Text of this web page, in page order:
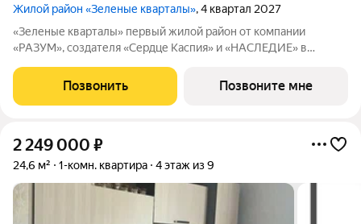
Жилой район «Зеленые кварталы», 4 квартал 2027
«Зеленые кварталы» первый жилой район от компании
«РАЗУМ», создателя «Сердце Каспия» и «НАСЛЕДИЕ» в
объединенных общим бульваром. Жилой район расположен в
центре университетской жизни Астрахани. Рядом
Позвонить Позвоните мне
2 249 000 ₽
24,6 м² 1-комн. квартира 4 этаж из 9